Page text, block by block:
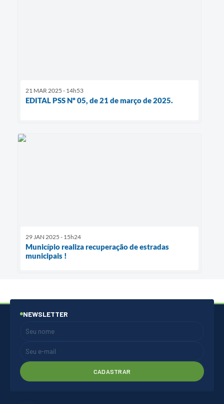
21 MAR 2025 - 14h53
EDITAL PSS Nº 05, de 21 de março de 2025.
29 JAN 2025 - 15h24
Município realiza recuperação de estradas
municipais !
NEWSLETTER
CADASTRAR